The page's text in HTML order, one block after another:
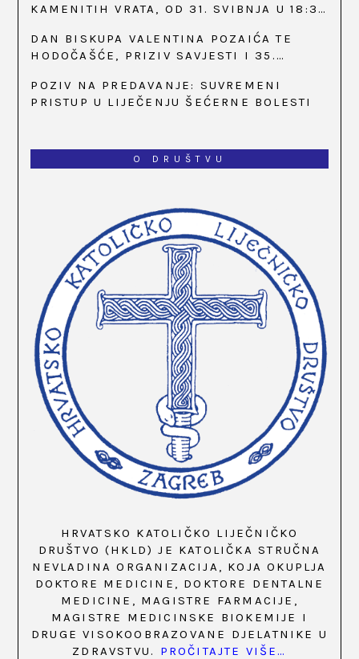
KAMENITIH VRATA, OD 31. SVIBNJA U 18:30
DAN BISKUPA VALENTINA POZAIĆA TE
HODOČAŠĆE, PRIZIV SAVJESTI I 35.
BISTRICI, OD 15. DO 17. SVIBNJA
POZIV NA PREDAVANJE: SUVREMENI
PRISTUP U LIJEČENJU ŠEĆERNE BOLESTI
O DRUŠTVU
HRVATSKO KATOLIČKO LIJEČNIČKO
DRUŠTVO (HKLD) JE KATOLIČKA STRUČNA
NEVLADINA ORGANIZACIJA, KOJA OKUPLJA
DOKTORE MEDICINE, DOKTORE DENTALNE
MEDICINE, MAGISTRE FARMACIJE,
MAGISTRE MEDICINSKE BIOKEMIJE I
DRUGE VISOKOOBRAZOVANE DJELATNIKE U
ZDRAVSTVU. PROČITAJTE VIŠE…